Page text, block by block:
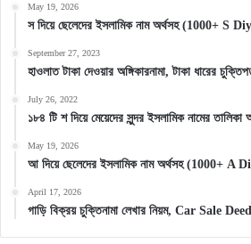
May 19, 2026
স দিয়ে ছেলেদের ইসলামিক নাম অর্থসহ (1000+ S
September 27, 2023
হাওলাত টাকা দেওয়ার অঙ্গিকারনামা, টাকা ধারের
July 26, 2022
১৮৪ টি শ দিয়ে মেয়েদের সুন্দর ইসলামিক নামের তালিকা
May 19, 2026
আ দিয়ে ছেলেদের ইসলামিক নাম অর্থসহ (1000+ A
April 17, 2026
গাড়ি বিক্রয় চুক্তিনামা লেখার নিয়ম, Car Sale